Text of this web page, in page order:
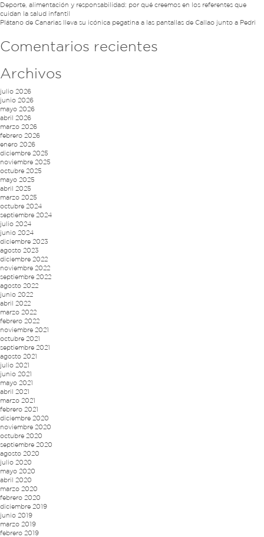
Deporte, alimentación y responsabilidad: por qué creemos en los referentes que
cuidan la salud infantil
Plátano de Canarias lleva su icónica pegatina a las pantallas de Callao junto a Pedri
Comentarios recientes
Archivos
julio 2026
junio 2026
mayo 2026
abril 2026
marzo 2026
febrero 2026
enero 2026
diciembre 2025
noviembre 2025
octubre 2025
mayo 2025
abril 2025
marzo 2025
octubre 2024
septiembre 2024
julio 2024
junio 2024
diciembre 2023
agosto 2023
diciembre 2022
noviembre 2022
septiembre 2022
agosto 2022
junio 2022
abril 2022
marzo 2022
febrero 2022
noviembre 2021
octubre 2021
septiembre 2021
agosto 2021
julio 2021
junio 2021
mayo 2021
abril 2021
marzo 2021
febrero 2021
diciembre 2020
noviembre 2020
octubre 2020
septiembre 2020
agosto 2020
julio 2020
mayo 2020
abril 2020
marzo 2020
febrero 2020
diciembre 2019
junio 2019
marzo 2019
febrero 2019